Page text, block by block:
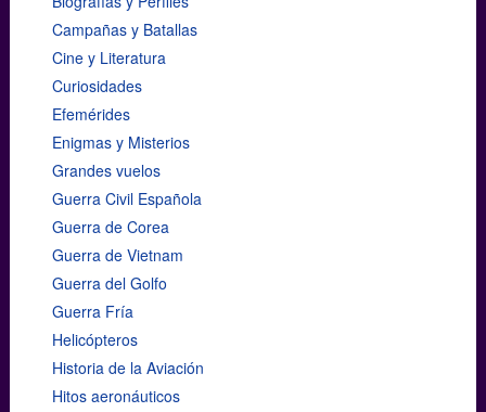
Campañas y Batallas
Cine y Literatura
Curiosidades
Efemérides
Enigmas y Misterios
Grandes vuelos
Guerra Civil Española
Guerra de Corea
Guerra de Vietnam
Guerra del Golfo
Guerra Fría
Helicópteros
Historia de la Aviación
Hitos aeronáuticos